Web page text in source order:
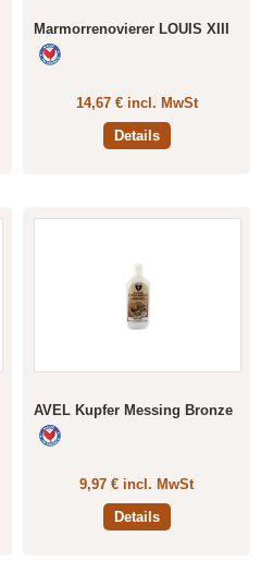
Marmorrenovierer LOUIS XIII
14,67 € incl. MwSt
Details
AVEL Kupfer Messing Bronze
9,97 € incl. MwSt
Details